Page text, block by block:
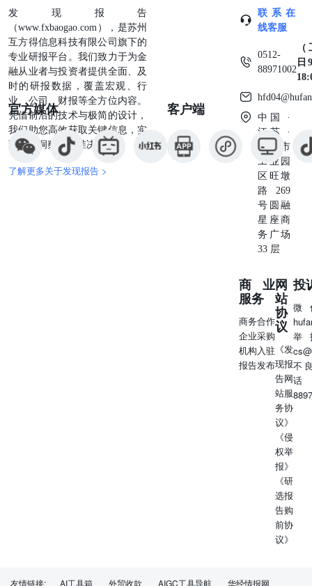
发现报告
（www.fxbaogao.com），是苏州
互方得信息科技有限公司旗下的
专业研报平台。我们致力于为金
融从业者与投资者提供全面、及
时的研报数据，覆盖宏观、行
业、公司、财报等全方位内容。
凭借前沿的技术与极简的设计，
我们助您高效获取关键信息，实
现深度洞察与精准决策。
了解更多关于发现报告 >
官方媒体 客户端
联系在
线客服
0512-
88971002
日
中国 ·
江苏 ·
苏州市
工业园
区旺墩
路269
号圆融
星座商
务广场
33 层
商业
服务
商务合作
企业采购
机构入驻
报告发布
网
站
协
议
《发
现报
告网
站服
务协
议》
《侵
权举
报》
《研
选报
告购
前协
议》
投
微
举
不
友情链接: AI工具箱 外贸收款 AIGC工具导航 华经情报网